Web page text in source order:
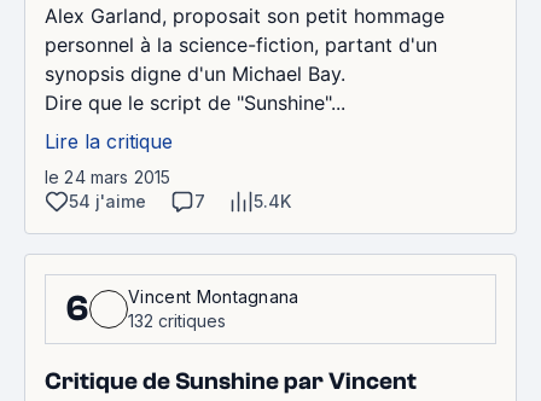
Alex Garland, proposait son petit hommage
personnel à la science-fiction, partant d'un
synopsis digne d'un Michael Bay.
Dire que le script de "Sunshine"...
Lire la critique
le 24 mars 2015
54 j'aime
7 5.4K
6
Vincent Montagnana
132 critiques
Critique de Sunshine par Vincent